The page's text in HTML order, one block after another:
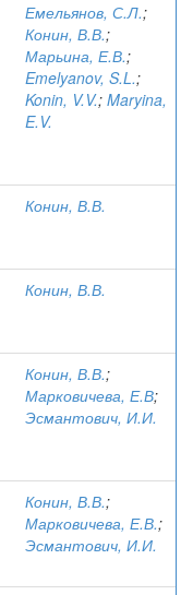
Емельянов, С.Л.;
Конин, В.В.;
Марьина, Е.В.;
Emelyanov, S.L.;
Konin, V.V.; Maryina,
E.V.
Конин, В.В.
Конин, В.В.
Конин, В.В.;
Марковичева, Е.В;
Эсмантович, И.И.
Конин, В.В.;
Марковичева, Е.В.;
Эсмантович, И.И.